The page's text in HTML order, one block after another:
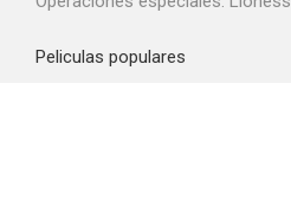
Peliculas populares